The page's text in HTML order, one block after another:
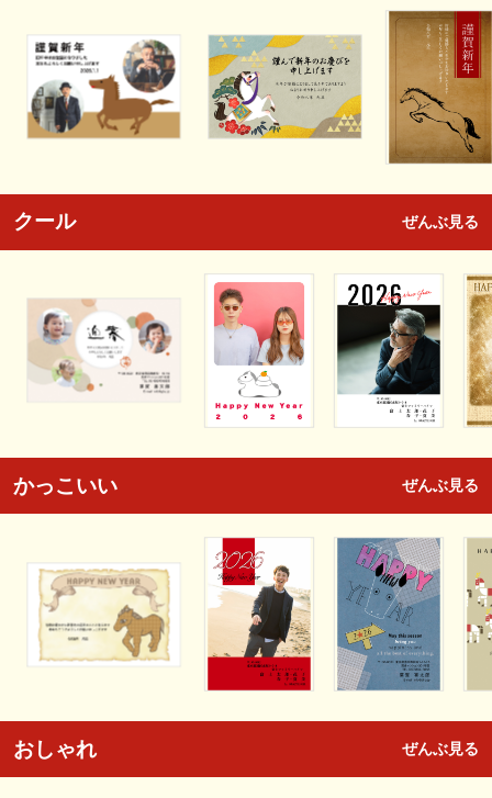
クール ぜんぶ見る
かっこいい ぜんぶ見る
おしゃれ ぜんぶ見る